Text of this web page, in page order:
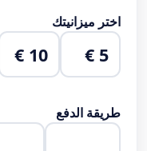
اختر ميزانيتك
5 €
10 €
طريقة الدفع